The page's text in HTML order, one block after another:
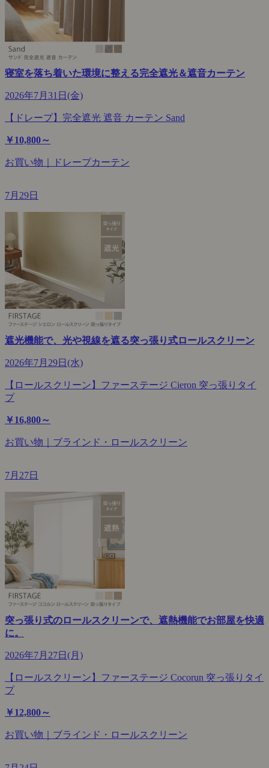
寝室を落ち着いた環境に整える完全遮光＆遮音カーテン
2026年7月31日(金)
【ドレープ】完全遮光 遮音 カーテン Sand
￥10,800～
お買い物｜ドレープカーテン
7月29日
遮光機能で、光や視線を遮る突っ張り式ロールスクリーン
2026年7月29日(水)
【ロールスクリーン】ファーステージ Cieron 突っ張りタイ
プ
￥16,800～
お買い物｜ブラインド・ロールスクリーン
7月27日
突っ張り式のロールスクリーンで、遮熱機能でお部屋を快適
に。
2026年7月27日(月)
【ロールスクリーン】ファーステージ Cocorun 突っ張りタイ
プ
￥12,800～
お買い物｜ブラインド・ロールスクリーン